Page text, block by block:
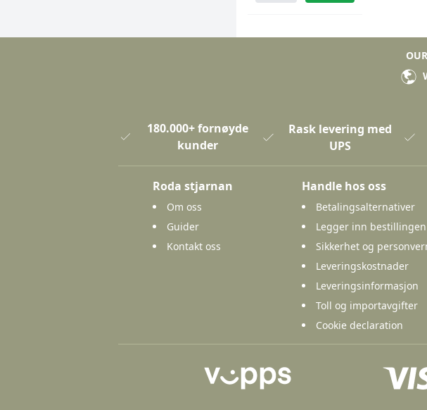
180.000+ fornøyde
kunder
Rask levering med
UPS
Roda stjarnan
Om oss
Guider
Kontakt oss
Handle hos oss
Betalingsalternativer
Legger inn
Sikkerhet og
Leveringskostnader
Leveringsinformasjon
Toll og importavgifter
Cookie declaration